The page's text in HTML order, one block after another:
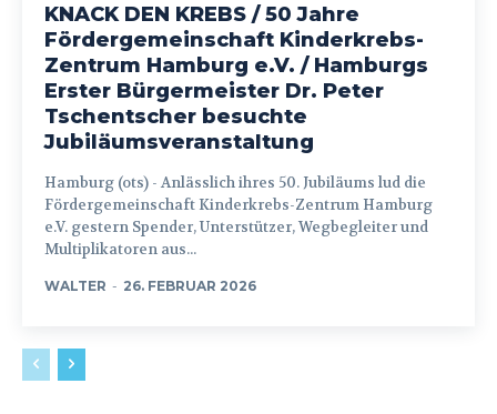
KNACK DEN KREBS / 50 Jahre
Fördergemeinschaft Kinderkrebs-
Zentrum Hamburg e.V. / Hamburgs
Erster Bürgermeister Dr. Peter
Tschentscher besuchte
Jubiläumsveranstaltung
Hamburg (ots) - Anlässlich ihres 50. Jubiläums lud die
Fördergemeinschaft Kinderkrebs-Zentrum Hamburg
e.V. gestern Spender, Unterstützer, Wegbegleiter und
Multiplikatoren aus...
WALTER - 26. FEBRUAR 2026